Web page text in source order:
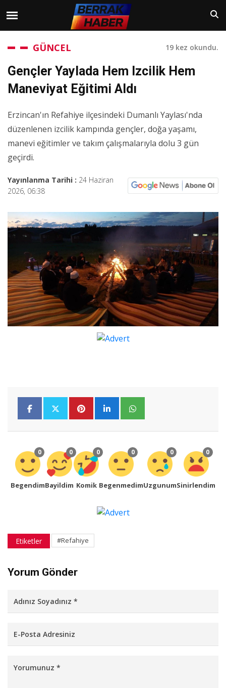
GÜNCEL 19 kez okundu.
Gençler Yaylada Hem Izcilik Hem
Maneviyat Eğitimi Aldı
Erzincan'ın Refahiye ilçesindeki Dumanlı Yaylası'nda
düzenlenen izcilik kampında gençler, doğa yaşamı,
manevi eğitimler ve takım çalışmalarıyla dolu 3 gün
geçirdi.
Yayınlanma Tarihi : 24 Haziran
2026, 06:38
0
Begendim
0
Bayildim
0
Komik
0
Begenmedim
0
Uzgunum
0
Sinirlendim
Etiketler #Refahiye
Yorum Gönder